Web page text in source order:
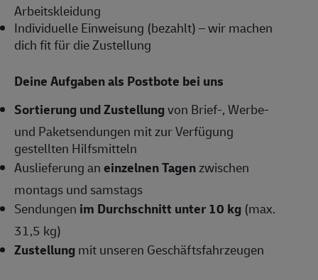
Arbeitskleidung
Individuelle Einweisung (bezahlt) – wir machen
dich fit für die Zustellung
Deine Aufgaben als Postbote bei uns
Sortierung und Zustellungvon Brief-, Werbe-
und Paketsendungen mit zur Verfügung
gestellten Hilfsmitteln
Auslieferung aneinzelnen Tagenzwischen
montags und samstags
Sendungen im Durchschnitt unter 10 kg (max.
31,5 kg)
Zustellungmit unseren Geschäftsfahrzeugen